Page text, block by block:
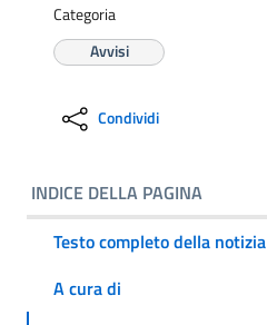
Categoria
Avvisi
Condividi
INDICE DELLA PAGINA
Testo completo della notizia
A cura di